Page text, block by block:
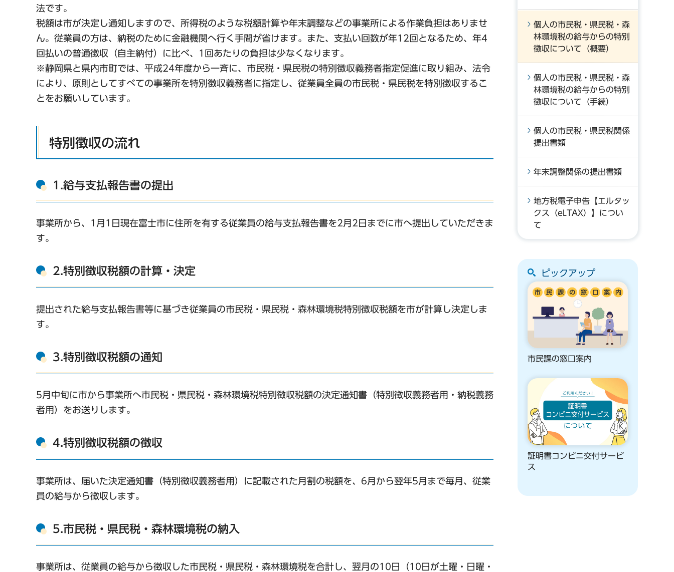
法です。
税額は市が決定し通知しますので、所得税のような税額計算や年末調整などの事業所による作業負担はありませ
ん。従業員の方は、納税のために金融機関へ行く手間が省けます。また、支払い回数が年12回となるため、年4
回払いの普通徴収（自主納付）に比べ、1回あたりの負担は少なくなります。
※静岡県と県内市町では、平成24年度から一斉に、市民税・県民税の特別徴収義務者指定促進に取り組み、法令
により、原則としてすべての事業所を特別徴収義務者に指定し、従業員全員の市民税・県民税を特別徴収するこ
とをお願いしています。
特別徴収の流れ
1.給与支払報告書の提出
事業所から、1月1日現在富士市に住所を有する従業員の給与支払報告書を2月2日までに市へ提出していただきま
す。
2.特別徴収税額の計算・決定
提出された給与支払報告書等に基づき従業員の市民税・県民税・森林環境税特別徴収税額を市が計算し決定しま
す。
3.特別徴収税額の通知
5月中旬に市から事業所へ市民税・県民税・森林環境税特別徴収税額の決定通知書（特別徴収義務者用・納税義務
者用）をお送りします。
4.特別徴収税額の徴収
事業所は、届いた決定通知書（特別徴収義務者用）に記載された月割の税額を、6月から翌年5月まで毎月、従業
員の給与から徴収します。
5.市民税・県民税・森林環境税の納入
事業所は、従業員の給与から徴収した市民税・県民税・森林環境税を合計し、翌月の10日（10日が土曜・日曜・
個人の市民税・県民税・森
林環境税の給与からの特別
徴収について（概要）
個人の市民税・県民税・森
林環境税の給与からの特別
徴収について（手続）
個人の市民税・県民税関係
提出書類
年末調整関係の提出書類
地方税電子申告【エルタッ
クス（eLTAX）】につい
て
ピックアップ
市民課の窓口案内
証明書コンビニ交付サービ
ス